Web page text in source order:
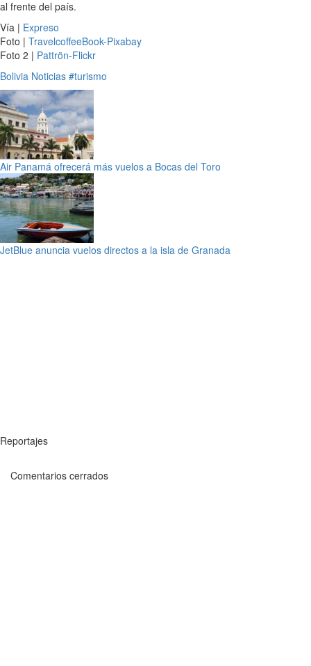
al frente del país.
Vía | Expreso
Foto | TravelcoffeeBook-Pixabay
Foto 2 | Pattrön-Flickr
Bolivia Noticias #turismo
Air Panamá ofrecerá más vuelos a Bocas del Toro
JetBlue anuncia vuelos directos a la isla de Granada
Reportajes
Comentarios cerrados